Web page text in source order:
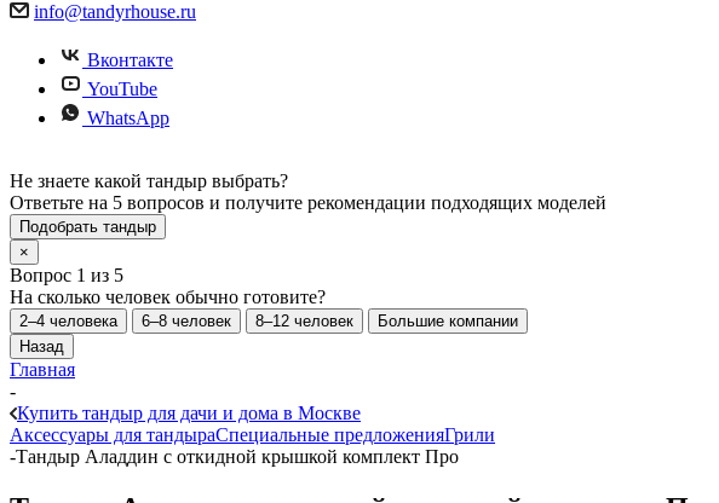
info@tandyrhouse.ru
Вконтакте
YouTube
WhatsApp
Не знаете какой тандыр выбрать?
Ответьте на 5 вопросов и получите рекомендации подходящих моделей
Подобрать тандыр
×
Вопрос 1 из 5
На сколько человек обычно готовите?
2–4 человека 6–8 человек 8–12 человек
Большие компании
Назад
Главная
-
Купить тандыр для дачи и дома в Москве
Аксессуары для тандыраСпециальные предложенияГрили
-Тандыр Аладдин с откидной крышкой комплект Про